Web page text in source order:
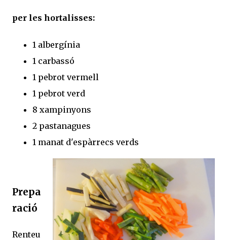
per les hortalisses:
1 albergínia
1 carbassó
1 pebrot vermell
1 pebrot verd
8 xampinyons
2 pastanagues
1 manat d'espàrrecs verds
Prepa
ració
Renteu